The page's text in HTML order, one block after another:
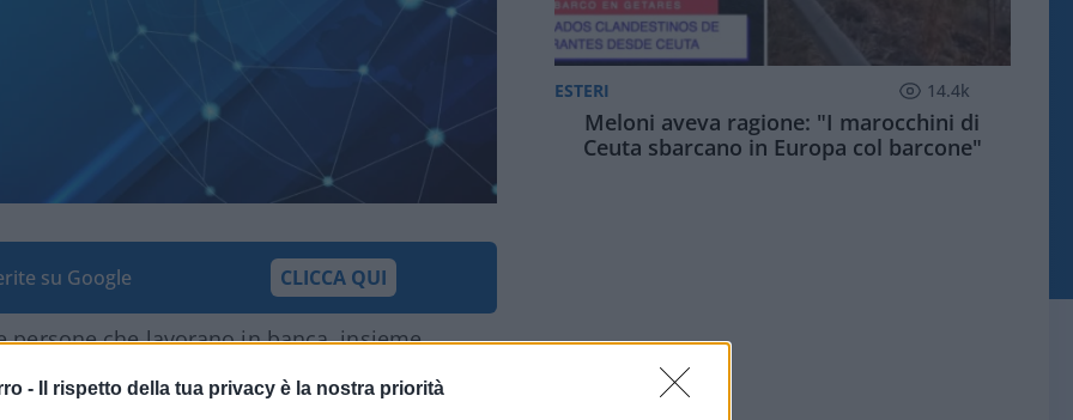
- Il rispetto della tua privacy è la nostra priorità
su Google CLICCA QUI
persone che lavorano in banca, insieme
a tenere in piedi un Paese
però essere strumentalizzati. Le
ESTERI 14.4k
Meloni aveva ragione: "I marocchini di
Ceuta sbarcano in Europa col barcone"